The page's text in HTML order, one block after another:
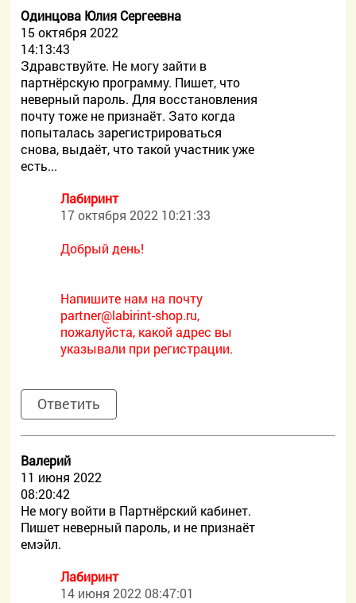
Одинцова Юлия Сергеевна
15 октября 2022
14:13:43
Здравствуйте. Не могу зайти в
партнёрскую программу. Пишет, что
неверный пароль. Для восстановления
почту тоже не признаёт. Зато когда
попыталась зарегистрироваться
снова, выдаёт, что такой участник уже
есть...
Лабиринт
17 октября 2022 10:21:33
Добрый день!
Напишите нам на почту
partner@labirint-shop.ru,
пожалуйста, какой адрес вы
указывали при регистрации.
Ответить
Валерий
11 июня 2022
08:20:42
Не могу войти в Партнёрский кабинет.
Пишет неверный пароль, и не признаёт
емэйл.
Лабиринт
14 июня 2022 08:47:01